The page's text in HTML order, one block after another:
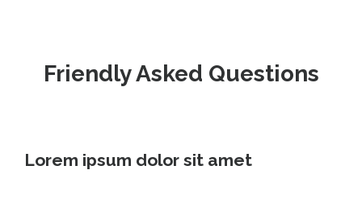
Friendly Asked Questions
Lorem ipsum dolor sit amet